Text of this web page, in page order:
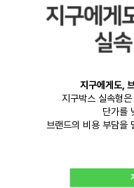
지구에게도,
지구박스 실속형
단가를
브랜드의 비용 부담을